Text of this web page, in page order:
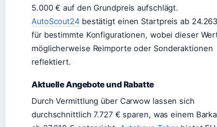
5.000 € auf den Grundpreis aufschlägt.
AutoScout24bestätigt einen Startpreis ab
für bestimmte Konfigurationen, wobei dieser
möglicherweise Reimporte oder Sonderaktionen
reflektiert.
Aktuelle Angebote und Rabatte
Durch Vermittlung über Carwow lassen sich
durchschnittlich 7.727 € sparen, was einem